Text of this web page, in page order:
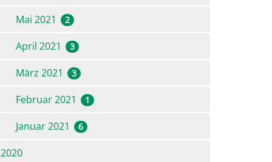
Mai 2021 2
April 2021 3
März 2021 3
Februar 2021 1
Januar 2021 6
2020